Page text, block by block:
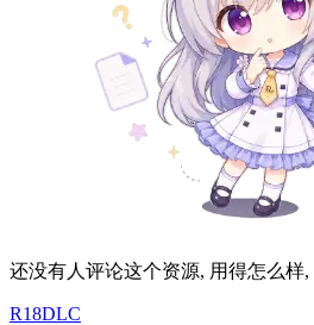
还没有人评论这个资源, 用得怎么样
R18DLC